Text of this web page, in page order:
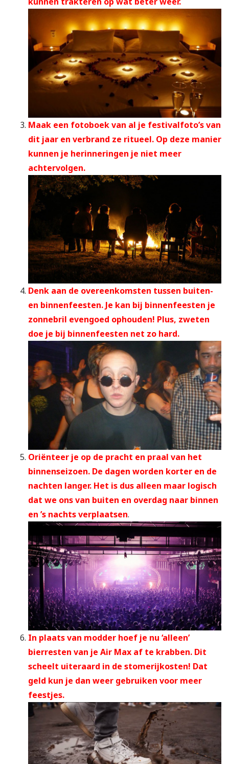
Maak een fotoboek van al je festivalfoto’s van
dit jaar en verbrand ze ritueel. Op deze manier
kunnen je herinneringen je niet meer
achtervolgen.
Denk aan de overeenkomsten tussen buiten-
en binnenfeesten. Je kan bij binnenfeesten je
zonnebril evengoed ophouden! Plus, zweten
doe je bij binnenfeesten net zo hard.
Oriënteer je op de pracht en praal van het
binnenseizoen. De dagen worden korter en de
nachten langer. Het is dus alleen maar logisch
dat we ons van buiten en overdag naar binnen
en ’s nachts verplaatsen.
In plaats van modder hoef je nu ‘alleen’
bierresten van je Air Max af te krabben. Dit
scheelt uiteraard in de stomerijkosten! Dat
geld kun je dan weer gebruiken voor meer
feestjes.